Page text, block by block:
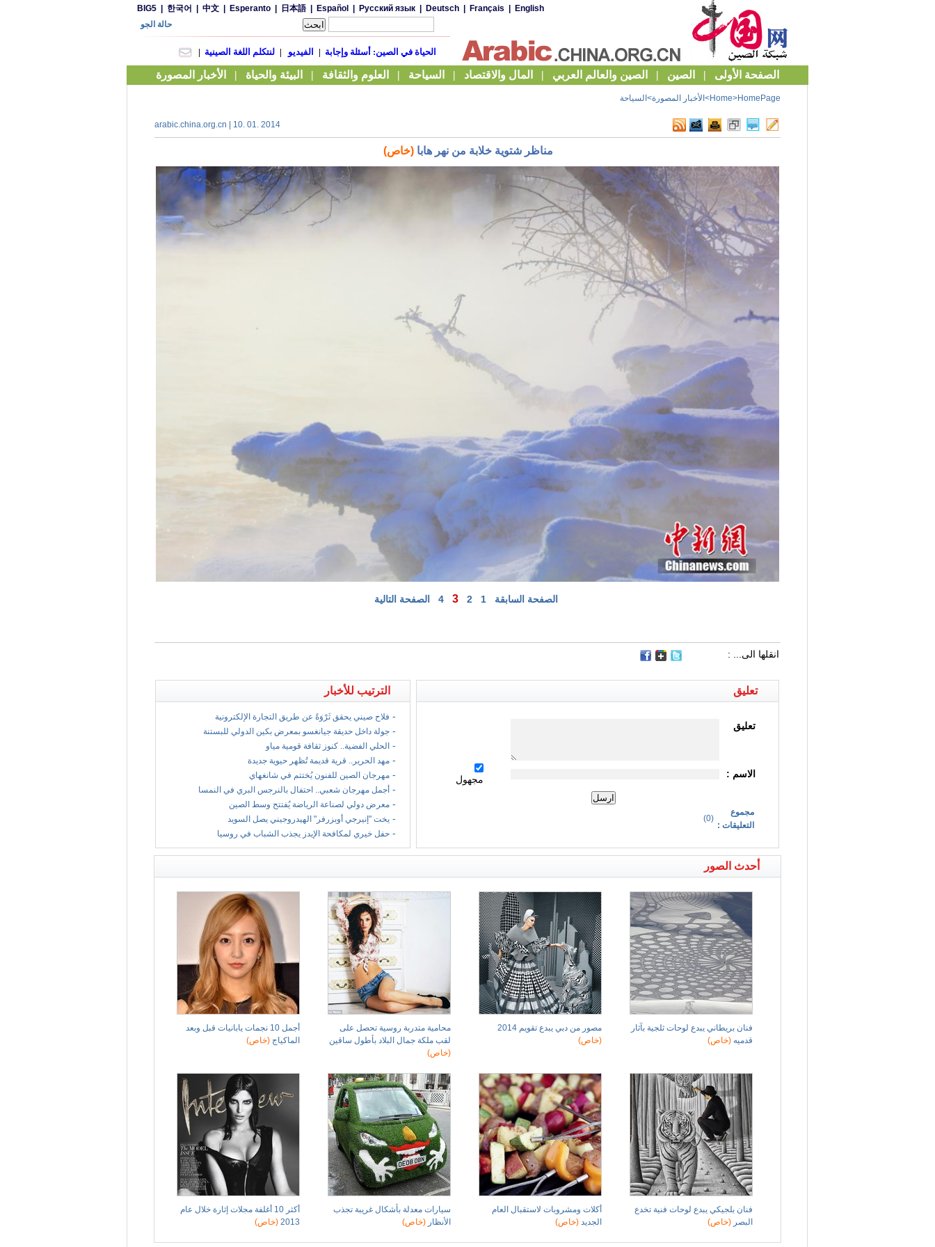
Home>HomePage
> الأخبار المصورة> السياحة
arabic.china.org.cn | 10. 01. 2014
مناظر شتوية خلابة من نهر هابا (خاص)
الصفحة السابقة 1
2
3
4 الصفحة التالية
انقلها الى... :
الترتيب للأخبار
- فلاح صيني يحقق ثَرْوَةً عن طريق التجارة الإلكترونية
- جولة داخل حديقة جيانغسو بمعرض بكين الدولي للبستنة
- الحلي الفضية.. كنوز ثقافة قومية مياو
- مهد الحرير.. قرية قديمة تُظهر حيوية جديدة
- مهرجان الصين للفنون يُختتم في شانغهاي
- أجمل مهرجان شعبي.. احتفال بالنرجس البري في النمسا
- معرض دولي لصناعة الرياضة يُفتتح وسط الصين
- يخت "إنيرجي أوبزرفر" الهيدروجيني يصل السويد
- حفل خيري لمكافحة الإيدز يجذب الشباب في روسيا
تعليق
تعليق
مجهول الاسم :
(
0
)
مجموع
التعليقات :
أحدث الصور
أجمل 10 نجمات يابانيات قبل وبعد
الماكياج(خاص)
محامية متدربة روسية تحصل على
لقب ملكة جمال البلاد بأطول ساقين
(خاص)
مصور من دبي يبدع تقويم 2014
(خاص)
فنان بريطاني يبدع لوحات ثلجية بآثار
قدميه(خاص)
أكثر 10 أغلفة مجلات إثارة خلال عام
2013 (خاص)
سيارات معدلة بأشكال غريبة تجذب
الأنظار(خاص)
أكلات ومشروبات لاستقبال العام
الجديد(خاص)
فنان بلجيكي يبدع لوحات فنية تخدع
البصر(خاص)